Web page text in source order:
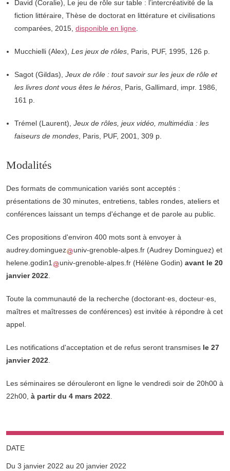
David (Coralie), Le jeu de rôle sur table : l’intercréativité de la
fiction littéraire, Thèse de doctorat en littérature et civilisations
comparées, 2015, disponible en ligne.
Mucchielli (Alex), Les jeux de rôles, Paris, PUF, 1995, 126 p.
Sagot (Gildas), Jeux de rôle : tout savoir sur les jeux de rôle et
les livres dont vous êtes le héros, Paris, Gallimard, impr. 1986,
161 p.
Trémel (Laurent), Jeux de rôles, jeux vidéo, multimédia : les
faiseurs de mondes, Paris, PUF, 2001, 309 p.
Modalités
Des formats de communication variés sont acceptés :
présentations de 30 minutes, entretiens, tables rondes, ateliers et
conférences laissant un temps d'échange et de parole au public.
Ces propositions d'environ 400 mots sont à envoyer à
audrey.dominguez
univ-grenoble-alpes.fr (Audrey Dominguez) et
helene.godin1
univ-grenoble-alpes.fr (Hélène Godin) avant le 20
janvier 2022.
Toute la communauté de la recherche (doctorant·es, docteur·es,
maîtres et maîtresses de conférences) est invitée à répondre à cet
appel.
Les notifications d'acceptation et de refus seront transmises le 27
janvier 2022.
Les séminaires se dérouleront en ligne le vendredi soir de 20h00 à
22h00, à partir du 4 mars 2022.
DATE
Du 3 janvier 2022 au 20 janvier 2022